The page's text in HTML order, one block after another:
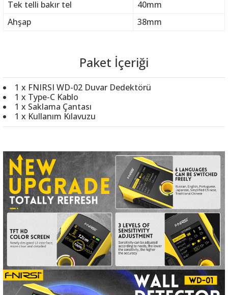
Tek telli bakır tel
40mm
Ahşap
38mm
Paket İçeriği
1 x FNIRSI WD-02 Duvar Dedektörü
1 x Type-C Kablo
1 x Saklama Çantası
1 x Kullanım Kılavuzu